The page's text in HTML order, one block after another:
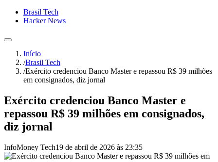
Brasil Tech
Hacker News
Início
/Brasil Tech
/Exército credenciou Banco Master e repassou R$ 39 milhões
em consignados, diz jornal
Exército credenciou Banco Master e
repassou R$ 39 milhões em consignados,
diz jornal
InfoMoney Tech19 de abril de 2026 às 23:35